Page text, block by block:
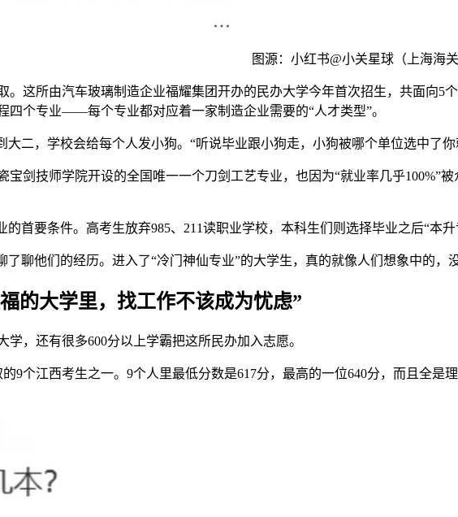
图源：小红书@小关星球（上海海
。这所由汽车玻璃制造企业福耀集团开办的民办大学今年首次招生，共面向5
四个专业——每个专业都对应着一家制造企业需要的“人才类型”。
大二，学校会给每个人发小狗。“听说毕业跟小狗走，小狗被哪个单位选中了
宝剑技师学院开设的全国唯一一个刀剑工艺专业，也因为“就业率几乎100%”
的首要条件。高考生放弃985、211读职业学校，本科生们则选择毕业之后“
了聊他们的经历。进入了“冷门神仙专业”的大学生，真的就像人们想象中的，
的大学里，找工作不该成为忧虑”
，还有很多600分以上学霸把这所民办加入志愿。
9个江西考生之一。9个人里最低分数是617分，最高的一位640分，而且全是